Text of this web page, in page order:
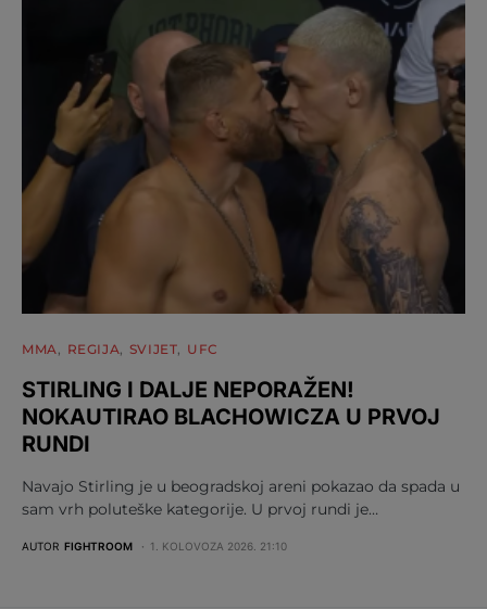
MMA REGIJA SVIJET UFC
STIRLING I DALJE NEPORAŽEN!
NOKAUTIRAO BLACHOWICZA U PRVOJ
RUNDI
Navajo Stirling je u beogradskoj areni pokazao da spada u
sam vrh poluteške kategorije. U prvoj rundi je…
AUTOR FIGHTROOM 1. KOLOVOZA 2026. 21:10